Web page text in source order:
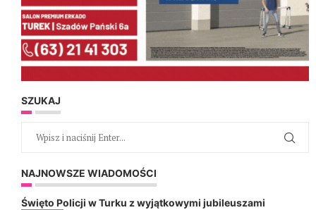
SZUKAJ
NAJNOWSZE WIADOMOŚCI
Święto Policji w Turku z wyjątkowymi jubileuszami